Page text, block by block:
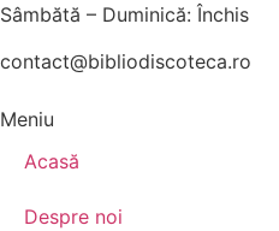
Sâmbătă – Duminică: Închis
contact@bibliodiscoteca.ro
Meniu
Acasă
Despre noi